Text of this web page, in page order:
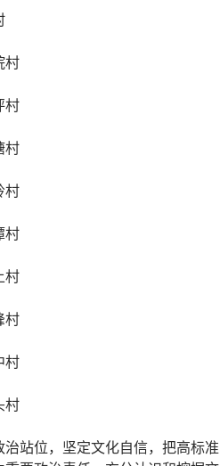
村
村
村
村
村
村
村
村
村
站位，坚定文化自信，把高标准